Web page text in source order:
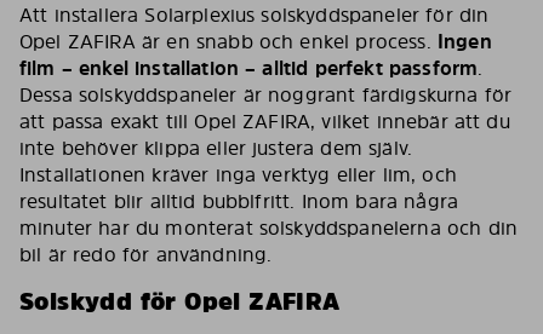
Att installera Solarplexius solskyddspaneler för din
Opel ZAFIRA är en snabb och enkel process. Ingen
film – enkel installation – alltid perfekt passform.
Dessa solskyddspaneler är noggrant färdigskurna för
att passa exakt till Opel ZAFIRA, vilket innebär att du
inte behöver klippa eller justera dem själv.
Installationen kräver inga verktyg eller lim, och
resultatet blir alltid bubblfritt. Inom bara några
minuter har du monterat solskyddspanelerna och din
bil är redo för användning.
Solskydd för Opel ZAFIRA